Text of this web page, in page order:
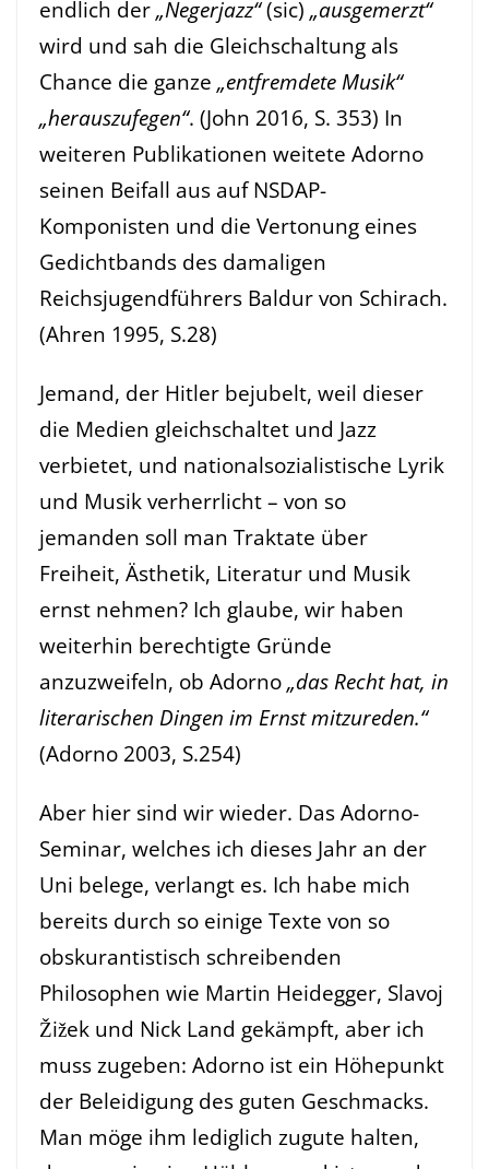
endlich der „Negerjazz“(sic) „ausgemerzt“
wird und sah die Gleichschaltung als
Chance die ganze „entfremdete Musik“
„herauszufegen“. (John 2016, S. 353) In
weiteren Publikationen weitete Adorno
seinen Beifall aus auf NSDAP-
Komponisten und die Vertonung eines
Gedichtbands des damaligen
Reichsjugendführers Baldur von Schirach.
(Ahren 1995, S.28)
Jemand, der Hitler bejubelt, weil dieser
die Medien gleichschaltet und Jazz
verbietet, und nationalsozialistische Lyrik
und Musik verherrlicht – von so
jemanden soll man Traktate über
Freiheit, Ästhetik, Literatur und Musik
ernst nehmen? Ich glaube, wir haben
weiterhin berechtigte Gründe
anzuzweifeln, ob Adorno „das Recht hat, in
literarischen Dingen im Ernst mitzureden.“
(Adorno 2003, S.254)
Aber hier sind wir wieder. Das Adorno-
Seminar, welches ich dieses Jahr an der
Uni belege, verlangt es. Ich habe mich
bereits durch so einige Texte von so
obskurantistisch schreibenden
Philosophen wie Martin Heidegger, Slavoj
Žižek und Nick Land gekämpft, aber ich
muss zugeben: Adorno ist ein Höhepunkt
der Beleidigung des guten Geschmacks.
Man möge ihm lediglich zugute halten,